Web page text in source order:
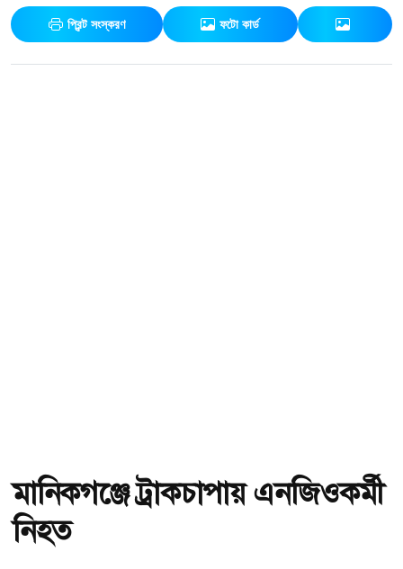
প্রিন্ট সংস্করণ ফটো কার্ড
মানিকগঞ্জে ট্রাকচাপায় এনজিওকর্মী
নিহত